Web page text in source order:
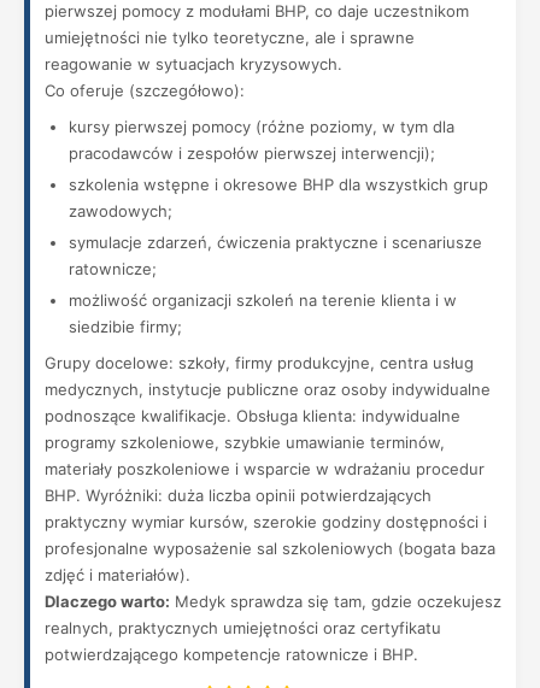
pierwszej pomocy z modułami BHP, co daje uczestnikom
umiejętności nie tylko teoretyczne, ale i sprawne
reagowanie w sytuacjach kryzysowych.
Co oferuje (szczegółowo):
kursy pierwszej pomocy (różne poziomy, w tym dla
pracodawców i zespołów pierwszej interwencji);
szkolenia wstępne i okresowe BHP dla wszystkich grup
zawodowych;
symulacje zdarzeń, ćwiczenia praktyczne i scenariusze
ratownicze;
możliwość organizacji szkoleń na terenie klienta i w
siedzibie firmy;
Grupy docelowe: szkoły, firmy produkcyjne, centra usług
medycznych, instytucje publiczne oraz osoby indywidualne
podnoszące kwalifikacje. Obsługa klienta: indywidualne
programy szkoleniowe, szybkie umawianie terminów,
materiały poszkoleniowe i wsparcie w wdrażaniu procedur
BHP. Wyróżniki: duża liczba opinii potwierdzających
praktyczny wymiar kursów, szerokie godziny dostępności i
profesjonalne wyposażenie sal szkoleniowych (bogata baza
zdjęć i materiałów).
Dlaczego warto: Medyk sprawdza się tam, gdzie oczekujesz
realnych, praktycznych umiejętności oraz certyfikatu
potwierdzającego kompetencje ratownicze i BHP.